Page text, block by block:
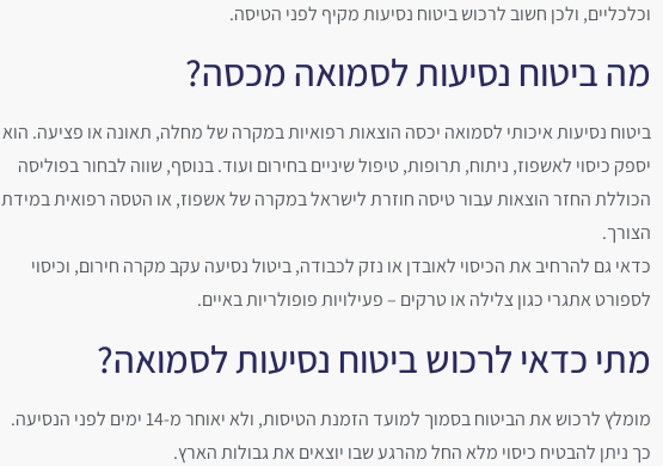
וכלכליים, ולכן חשוב לרכוש ביטוח נסיעות מקיף לפני הטיסה.
מה ביטוח נסיעות לסמואה מכסה?
ביטוח נסיעות איכותי לסמואה יכסה הוצאות רפואיות במקרה של מחלה, תאונה או פציעה. הוא
יספק כיסוי לאשפוז, ניתוח, תרופות, טיפול שיניים בחירום ועוד. בנוסף, שווה לבחור בפוליסה
הכוללת החזר הוצאות עבור טיסה חוזרת לישראל במקרה של אשפוז, או הטסה רפואית במידת
הצורך.
כדאי גם להרחיב את הכיסוי לאובדן או נזק לכבודה, ביטול נסיעה עקב מקרה חירום, וכיסוי
לספורט אתגרי כגון צלילה או טרקים – פעילויות פופולריות באיים.
מתי כדאי לרכוש ביטוח נסיעות לסמואה?
מומלץ לרכוש את הביטוח בסמוך למועד הזמנת הטיסות, ולא יאוחר מ-14 ימים לפני הנסיעה.
כך ניתן להבטיח כיסוי מלא החל מהרגע שבו יוצאים את גבולות הארץ.